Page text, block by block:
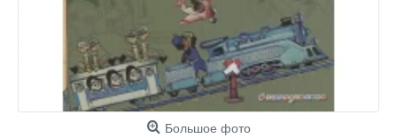
Большое фото